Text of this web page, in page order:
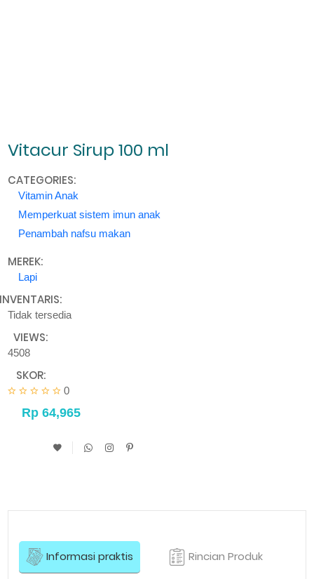
Vitacur Sirup 100 ml
CATEGORIES:
Vitamin Anak
Memperkuat sistem imun anak
Penambah nafsu makan
MEREK:
Lapi
INVENTARIS:
Tidak tersedia
VIEWS:
4508
SKOR:
0
Informasi praktis Rincian Produk